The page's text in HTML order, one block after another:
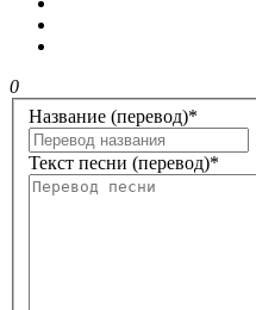
0
Название (перевод)*
Текст песни (перевод)*